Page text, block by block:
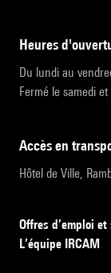
heures
Du lundi au
Fermé le samedi
accès en
Hôtel de Ville,
Offres d’emploi et
L’équipe IRCAM